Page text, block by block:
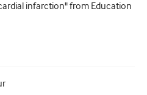
infarction" from Education